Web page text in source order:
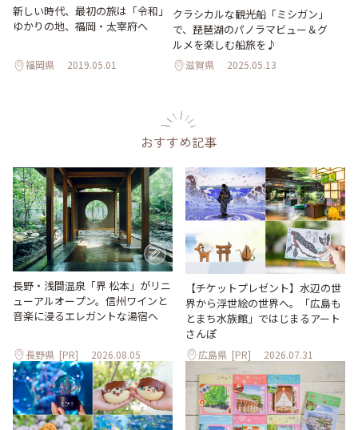
新しい時代、最初の旅は「令和」
ゆかりの地、福岡・太宰府へ
福岡県 2019.05.01
クラシカルな観光船「ミシガン」
で、琵琶湖のパノラマビュー＆グ
ルメを楽しむ船旅を♪
滋賀県 2025.05.13
おすすめ記事
長野・浅間温泉「界 松本」がリニ
ューアルオープン。信州ワインと
音楽に浸るエレガントな湯宿へ
長野県 [PR] 2026.08.05
【チケットプレゼント】水辺の世
界から浮世絵の世界へ。「広島も
とまち水族館」ではじまるアート
さんぽ
広島県 [PR] 2026.07.31